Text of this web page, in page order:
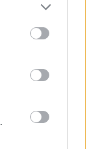
more Google
may click to
party tags to
below Google
kénytelen